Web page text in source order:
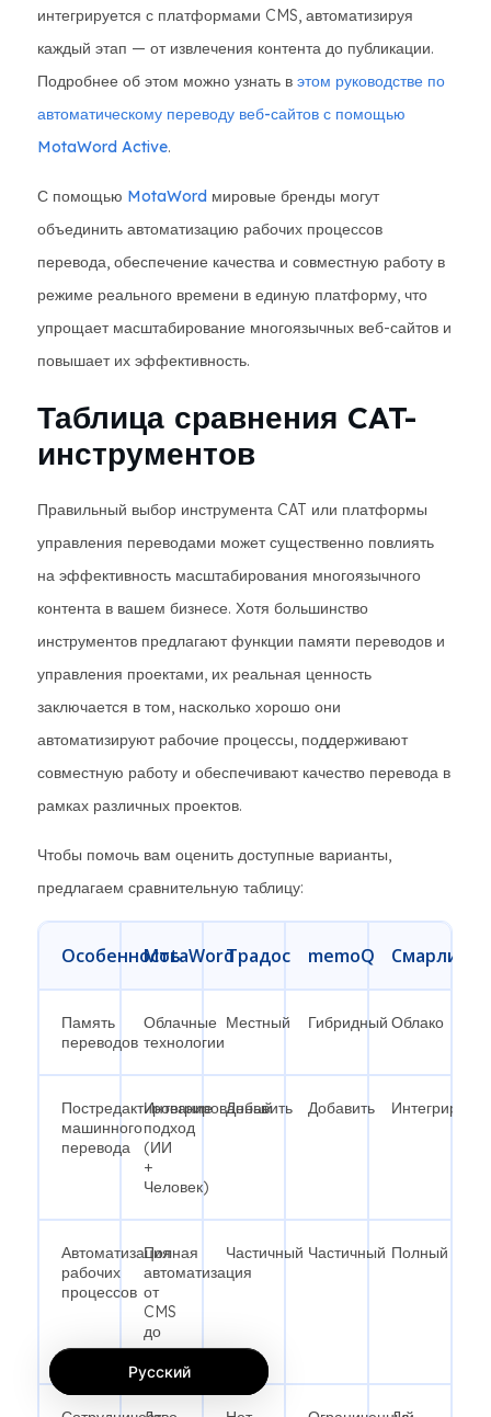
интегрируется с платформами CMS, автоматизируя
каждый этап — от извлечения контента до публикации.
Подробнее об этом можно узнать в этом руководстве по
автоматическому переводу веб-сайтов с помощью
MotaWord Active.
С помощью MotaWord мировые бренды могут
объединить автоматизацию рабочих процессов
перевода, обеспечение качества и совместную работу в
режиме реального времени в единую платформу, что
упрощает масштабирование многоязычных веб-сайтов и
повышает их эффективность.
Таблица сравнения CAT-
инструментов
Правильный выбор инструмента CAT или платформы
управления переводами может существенно повлиять
на эффективность масштабирования многоязычного
контента в вашем бизнесе. Хотя большинство
инструментов предлагают функции памяти переводов и
управления проектами, их реальная ценность
заключается в том, насколько хорошо они
автоматизируют рабочие процессы, поддерживают
совместную работу и обеспечивают качество перевода в
рамках различных проектов.
Чтобы помочь вам оценить доступные варианты,
предлагаем сравнительную таблицу:
ОсобенностьMotaWordТрадос memoQ Смарлинг
Память
переводов
Облачные
технологии
Местный Гибридный Облако
Постредактирование
машинного
перевода
Интегрированный
подход
(ИИ
+
Человек)
Добавить Добавить
Автоматизация
рабочих
процессов
Полная
автоматизация
от
CMS
до
доставки.
Частичный Частичный Полный
Русский